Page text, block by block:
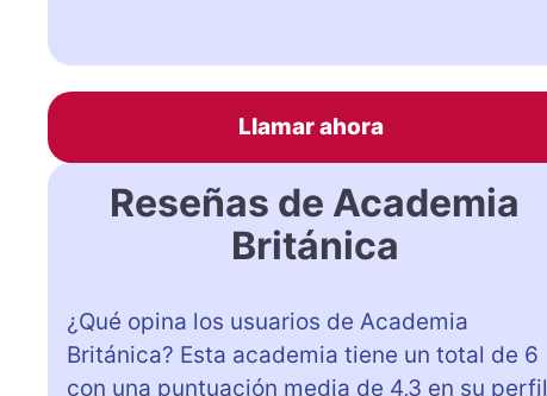
Llamar ahora
Reseñas de Academia
Británica
¿Qué opina los usuarios de Academia
Británica? Esta academia tiene un total de 6
con una puntuación media de 4,3 en su perfil